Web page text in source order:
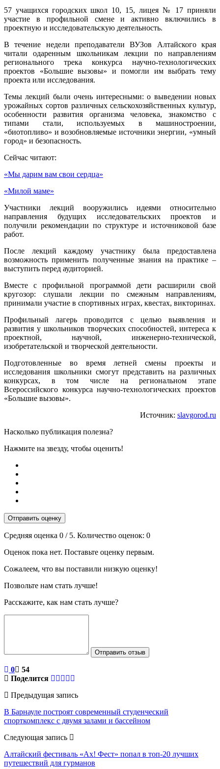
57 учащихся городских школ 10, 15, лицея № 17 приняли
участие в профильной смене и активно включились в
проектную и исследовательскую деятельность.
В течение недели преподаватели ВУЗов Алтайского края
читали одаренным школьникам лекции по направлениям
регионального трека конкурса научно-технологических
проектов «Большие вызовы» и помогли им выбрать тему
проекта или исследования.
Темы лекций были очень интересными: о выведении новых
урожайных сортов различных сельскохозяйственных культур,
особенности развития организма человека, знакомство с
типами стали, используемых в машиностроении,
«биотопливо» и возобновляемые источники энергии, «умный
город» и безопасность.
Сейчас читают:
«Мы дарим вам свои сердца»
«Милой маме»
Участники лекций вооружились идеями относительно
направления будущих исследовательских проектов и
получили рекомендации по структуре и источниковой базе
работ.
После лекций каждому участнику была предоставлена
возможность применить полученные знания на практике –
выступить перед аудиторией.
Вместе с профильной программой дети расширили свой
кругозор: слушали лекции по смежным направлениям,
принимали участие в спортивных играх, квестах, викторинах.
Профильный лагерь проводится с целью выявления и
развития у школьников творческих способностей, интереса к
проектной, научной, инженерно-технической,
изобретательской и творческой деятельности.
Подготовленные во время летней смены проекты и
исследования школьники смогут представить на различных
конкурсах, в том числе на региональном этапе
Всероссийского конкурса научно-технологических проектов
«Большие вызовы».
Источник: slavgorod.ru
Насколько публикация полезна?
Нажмите на звезду, чтобы оценить!
Отправить оценку
Средняя оценка 0 / 5. Количество оценок: 0
Оценок пока нет. Поставьте оценку первым.
Сожалеем, что вы поставили низкую оценку!
Позвольте нам стать лучше!
Расскажите, как нам стать лучше?
Отправить отзыв
0
54
Поделится
Предыдущая запись
В Барнауле построят современный студенческий
спорткомплекс с двумя залами и бассейном
Следующая запись
Алтайский фестиваль «Ах! Фест» попал в топ-20 лучших
путешествий для гурманов